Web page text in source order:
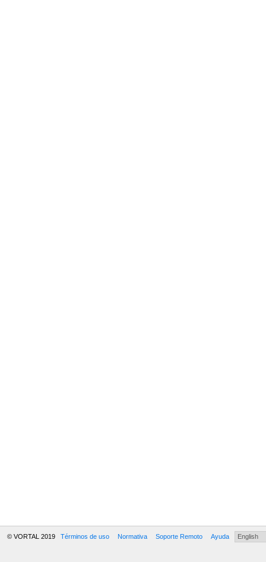
© VORTAL 2019 Términos de uso Normativa Soporte Remoto Ayuda